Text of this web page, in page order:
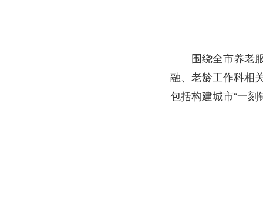
围绕全市养老
融、老龄工作科相
包括构建城市“一刻